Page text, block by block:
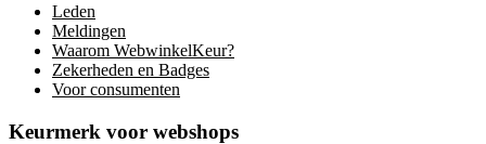
Leden
Meldingen
Waarom WebwinkelKeur?
Zekerheden en Badges
Voor consumenten
Keurmerk voor webshops